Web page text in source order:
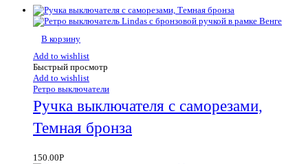
В корзину
Add to wishlist
Быстрый просмотр
Add to wishlist
Ретро выключатели
Ручка выключателя с саморезами,
Темная бронза
150.00Р